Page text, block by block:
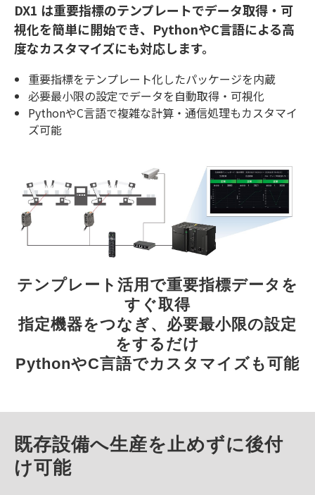
DX1 は重要指標のテンプレートでデータ取得・可
視化を簡単に開始でき、PythonやC言語による高
度なカスタマイズにも対応します。
重要指標をテンプレート化したパッケージを内蔵
必要最小限の設定でデータを自動取得・可視化
PythonやC言語で複雑な計算・通信処理もカスタマイ
ズ可能
テンプレート活用で重要指標データを
すぐ取得
指定機器をつなぎ、必要最小限の設定
をするだけ
PythonやC言語でカスタマイズも可能
既存設備へ生産を止めずに後付
け可能